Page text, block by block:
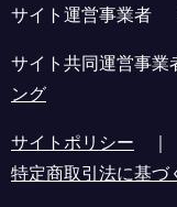
サイト運営事業者
サイト共同運営事
ング
サイトポリシー ｜
特定商取引法に基づ